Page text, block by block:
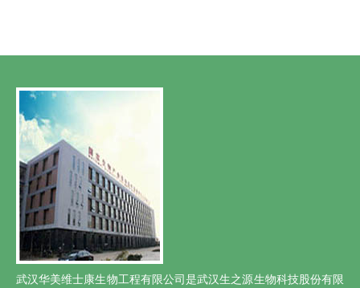
武汉华美维士康生物工程有限公司是武汉生之源生物科技股份有限